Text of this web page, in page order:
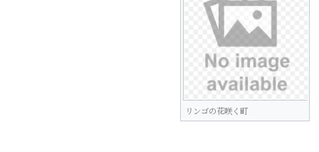
リンゴの花咲く町